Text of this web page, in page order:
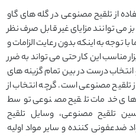
از تلقیح مصنوعی در گله های گاو
می توانند مزایای غیر قابل صرف نظر
با توجه به اینکه بدون رعایت الزامات و
مناسب این کار حتی می تواند به ضرر
درست در بین تمام گزینه های
تلقیح مصنوعی است. گرچه انتخاب از
خدمات تلقیح مصنوعی توسط
تلقیح مصنوعی، وسایل تلقیح
ضدعفونی کننده و سایر مواد اولیه